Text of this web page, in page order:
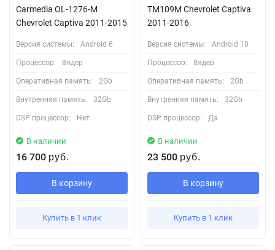
Carmedia OL-1276-M
Chevrolet Captiva 2011-2015
Версия системы: Android 6
Процессор: 8ядер
Оперативная память: 2Gb
Внутренняя память: 32Gb
DSP процессор: Нет
В наличии
16 700 руб.
В корзину
Купить в 1 клик
TM109M Chevrolet Captiva
2011-2016
Версия системы: Android 10
Процессор: 8ядер
Оперативная память: 2Gb
Внутренняя память: 32Gb
DSP процессор: Да
В наличии
23 500 руб.
В корзину
Купить в 1 клик